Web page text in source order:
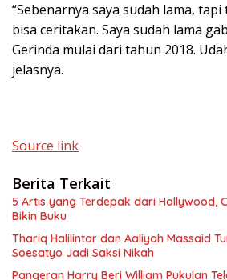
“Sebenarnya saya sudah lama,
bisa ceritakan. Saya sudah lama
Gerinda mulai dari tahun 2018.
jelasnya.
Source link
Berita Terkait
5 Artis yang Terdepak dari Hollywood,
Bikin Buku
Thariq Halilintar dan Aaliyah Massaid
Soesatyo Jadi Saksi Nikah
Pangeran Harry Beri William Pukulan